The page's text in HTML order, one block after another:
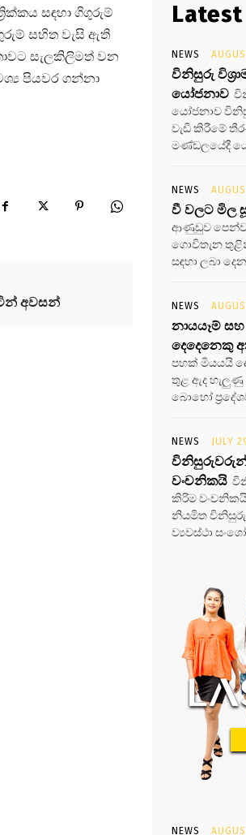
සඳහා ගිගුරුම්
සහිත වැසි ඇති
සැලකිලිමත් වන
පියවර ගන්නා
අවසන්
NEWS
විනිසුරු
යෝජනාව
යෝජනාව
වැඩි කිරීමේ
මණ්ඩලයේදී
NEWS
වී වලට මිල
ආණුඩුව
ගොවිතැන
සඳහා ලබා
NEWS
නායයෑම්
දෙදෙනෙකු
පහක් මියයයි
තුළ ඇද හැලුණු
බොහෝ
NEWS JULY
වංචනිකයි
කිරිම
නියමිත
ව්‍යවස්ථා
NEWS